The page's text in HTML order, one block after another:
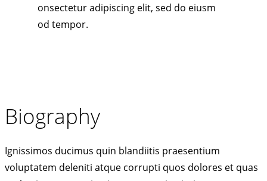
onsectetur adipiscing elit, sed do eiusm
od tempor.
Biography
Ignissimos ducimus quin blandiitis praesentium
voluptatem deleniti atque corrupti quos dolores et quas